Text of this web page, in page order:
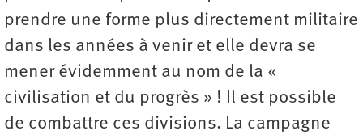
prendre une forme plus directement militaire
dans les années à venir et elle devra se
mener évidemment au nom de la «
civilisation et du progrès » ! Il est possible
de combattre ces divisions. La campagne